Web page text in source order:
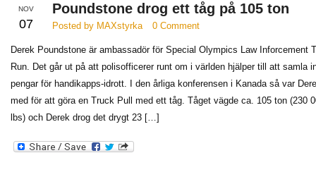
NOV
07
Poundstone drog ett tåg på 105 ton
Posted by MAXstyrka 0 Comment
Derek Poundstone är ambassadör för Special Olympics Law Inforcement
Run. Det går ut på att polisofficerer runt om i världen hjälper till att samla
pengar för handikapps-idrott. I den årliga konferensen i Kanada så var
med för att göra en Truck Pull med ett tåg. Tåget vägde ca. 105 ton (230
lbs) och Derek drog det drygt 23 […]